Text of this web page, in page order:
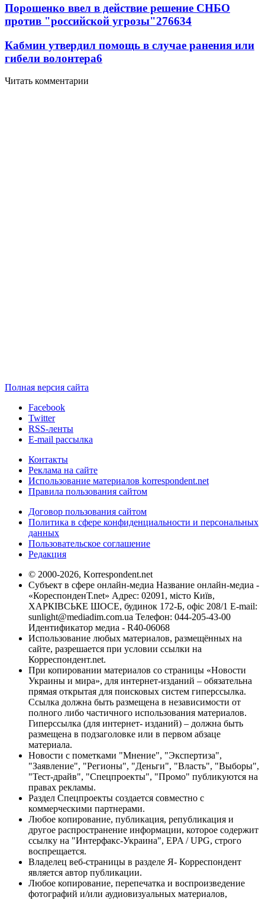
Порошенко ввел в действие решение СНБО
против "российской угрозы"276634
Кабмин утвердил помощь в случае ранения или
гибели волонтера6
Читать комментарии
Полная версия сайта
Facebook
Twitter
RSS-ленты
E-mail рассылка
Контакты
Реклама на сайте
Использование материалов korrespondent.net
Правила пользования сайтом
Договор пользования сайтом
Политика в сфере конфиденциальности и персональных
данных
Пользовательское соглашение
Редакция
© 2000-2026, Korrespondent.net
Субъект в сфере онлайн-медиа Название онлайн-медиа -
«КореспонденТ.net» Адрес: 02091, місто Київ,
ХАРКІВСЬКЕ ШОСЕ, будинок 172-Б, офіс 208/1 E-mail:
sunlight@mediadim.com.ua Телефон: 044-205-43-00
Идентификатор медиа - R40-06068
Использование любых материалов, размещённых на
сайте, разрешается при условии ссылки на
Корреспондент.net.
При копировании материалов со страницы «Новости
Украины и мира», для интернет-изданий – обязательна
прямая открытая для поисковых систем гиперссылка.
Ссылка должна быть размещена в независимости от
полного либо частичного использования материалов.
Гиперссылка (для интернет- изданий) – должна быть
размещена в подзаголовке или в первом абзаце
материала.
Новости с пометками "Мнение", "Экспертиза",
"Заявление", "Регионы", "Деньги", "Власть", "Выборы",
"Тест-драйв", "Спецпроекты", "Промо" публикуются на
правах рекламы.
Раздел Спецпроекты создается совместно с
коммерческими партнерами.
Любое копирование, публикация, републикация и
другое распространение информации, которое содержит
ссылку на "Интерфакс-Украина", EPA / UPG, строго
воспрещается.
Владелец веб-страницы в разделе Я- Корреспондент
является автор публикации.
Любое копирование, перепечатка и воспроизведение
фотографий и/или аудиовизуальных материалов,